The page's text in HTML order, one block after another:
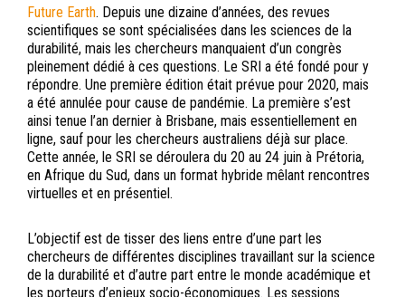
Future Earth. Depuis une dizaine d’années, des revues
scientifiques se sont spécialisées dans les sciences de la
durabilité, mais les chercheurs manquaient d’un congrès
pleinement dédié à ces questions. Le SRI a été fondé pour y
répondre. Une première édition était prévue pour 2020, mais
a été annulée pour cause de pandémie. La première s’est
ainsi tenue l’an dernier à Brisbane, mais essentiellement en
ligne, sauf pour les chercheurs australiens déjà sur place.
Cette année, le SRI se déroulera du 20 au 24 juin à Prétoria,
en Afrique du Sud, dans un format hybride mêlant rencontres
virtuelles et en présentiel.
L’objectif est de tisser des liens entre d’une part les
chercheurs de différentes disciplines travaillant sur la science
de la durabilité et d’autre part entre le monde académique et
les porteurs d’enjeux socio-économiques. Les sessions